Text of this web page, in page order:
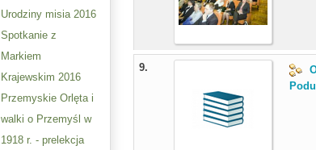
Urodziny misia 2016
Spotkanie z
Markiem
Krajewskim 2016
Przemyskie Orlęta i
walki o Przemyśl w
1918 r. - prelekcja
9.